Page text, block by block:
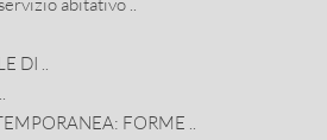
DI ..
FORME ..